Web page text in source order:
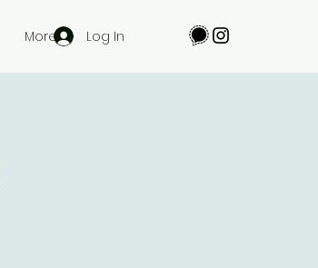
Log In
More